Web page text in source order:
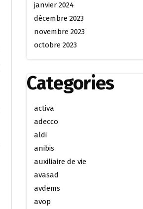
janvier 2024
décembre 2023
novembre 2023
octobre 2023
Categories
activa
adecco
aldi
anibis
auxiliaire de vie
avasad
avdems
avop